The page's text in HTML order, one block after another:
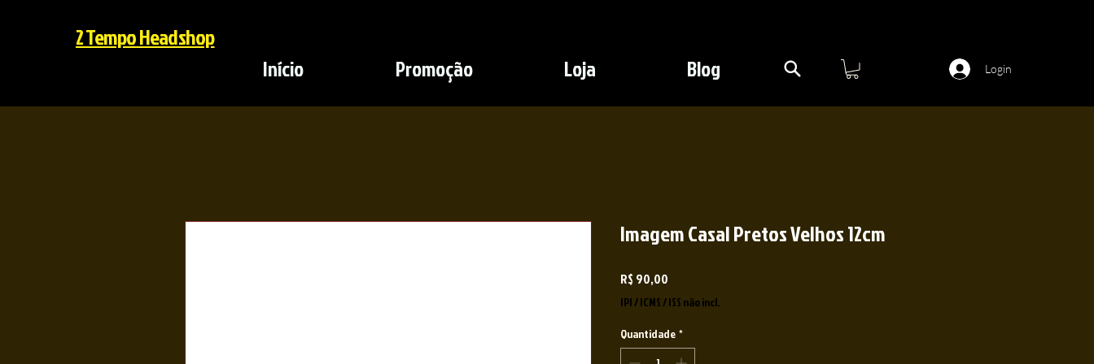
Início Promoção Loja Blog Login
2 Tempo Headshop
Imagem Casal Pretos Velhos 12cm
R$ 90,00
IPI / ICMS / ISS não incl.
Quantidade *